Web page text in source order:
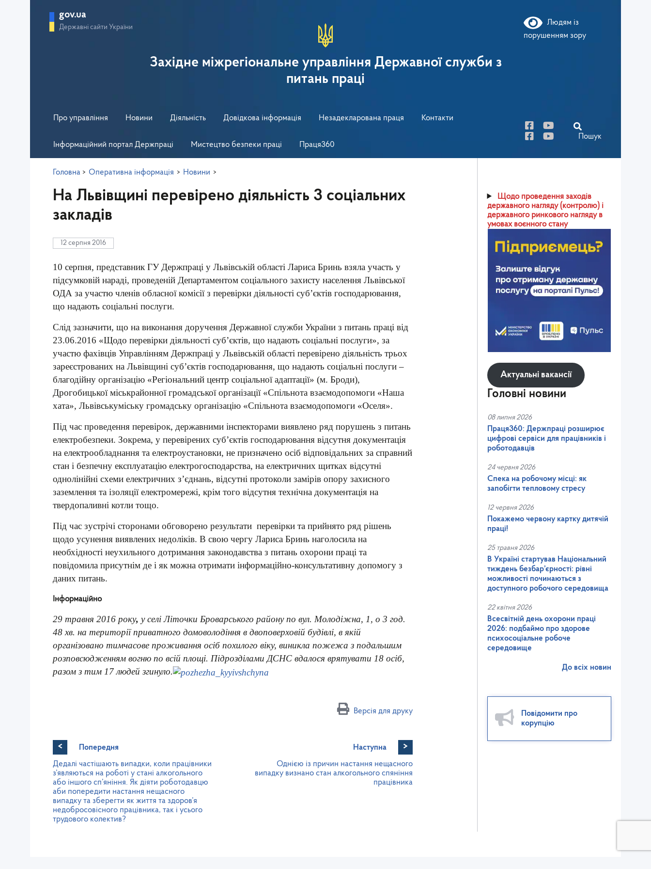
gov.ua
Державні сайти України
Людям із
порушенням зору
Західне міжрегіональне управління Державної служби з
питань праці
Про управління Новини Діяльність Довідкова інформація Незадекларована праця Контакти
Інформаційний портал Держпраці Мистецтво безпеки праці Праця360
Пошук
Головна > Оперативна інформація > Новини >
На Львівщині перевірено діяльність 3 соціальних
закладів
12 серпня 2016
10 серпня, представник ГУ Держпраці у Львівській області Лариса Бринь взяла участь у
підсумковій нараді, проведеній Департаментом соціального захисту населення Львівської
ОДА за участю членів обласної комісії з перевірки діяльності суб’єктів господарювання,
що надають соціальні послуги.
Слід зазначити, що на виконання доручення Державної служби України з питань праці від
23.06.2016 «Щодо перевірки діяльності суб’єктів, що надають соціальні послуги», за
участю фахівців Управлінням Держпраці у Львівській області перевірено діяльність трьох
зареєстрованих на Львівщині суб’єктів господарювання, що надають соціальні послуги –
благодійну організацію «Регіональний центр соціальної адаптації» (м. Броди),
Дрогобицької міськрайонної громадської організації «Спільнота взаємодопомоги «Наша
хата», Львівськуміську громадську організацію «Спільнота взаємодопомоги «Оселя».
Під час проведення перевірок, державними інспекторами виявлено ряд порушень з питань
електробезпеки. Зокрема, у перевірених суб’єктів господарювання відсутня документація
на електрообладнання та електроустановки, не призначено осіб відповідальних за справний
стан і безпечну експлуатацію електрогосподарства, на електричних щитках відсутні
однолінійні схеми електричних з’єднань, відсутні протоколи замірів опору захисного
заземлення та ізоляції електромережі, крім того відсутня технічна документація на
твердопаливні котли тощо.
Під час зустрічі сторонами обговорено результати перевірки та прийнято ряд рішень
щодо усунення виявлених недоліків. В свою чергу Лариса Бринь наголосила на
необхідності неухильного дотримання законодавства з питань охорони праці та
повідомила присутнім де і як можна отримати інформаційно-консультативну допомогу з
даних питань.
Інформаційно
29 травня 2016 року, у селі Літочки Броварського району по вул. Молодіжна, 1, о 3 год.
48 хв. на території приватного домоволодіння в двоповерховій будівлі, в якій
організовано тимчасове проживання осіб похилого віку, виникла пожежа з подальшим
розповсюдженням вогню по всій площі. Підрозділами ДСНС вдалося врятувати 18 осіб,
разом з тим 17 людей згинуло.
Версія для друку
<
Попередня
Дедалі частішають випадки, коли працівники
з’являються на роботі у стані алкогольного
або іншого сп’яніння. Як діяти роботодавцю
аби попередити настання нещасного
випадку та зберегти як життя та здоров’я
недобросовісного працівника, так і усього
трудового колектив?
Наступна >
Однією із причин настання нещасного
випадку визнано стан алкогольного спяніння
працівника
Щодо проведення заходів
державного нагляду (контролю) і
державного ринкового нагляду в
умовах воєнного стану
Актуальні вакансії
Головні новини
08 липня 2026
Праця360: Держпраці розширює
цифрові сервіси для працівників і
роботодавців
24 червня 2026
Спека на робочому місці: як
запобігти тепловому стресу
12 червня 2026
Покажемо червону картку дитячій
праці!
25 травня 2026
В Україні стартував Національний
тиждень безбар’єрності: рівні
можливості починаються з
доступного робочого середовища
22 квітня 2026
Всесвітній день охорони праці
2026: подбаймо про здорове
психосоціальне робоче
середовище
До всіх новин
Повідомити про
корупцію